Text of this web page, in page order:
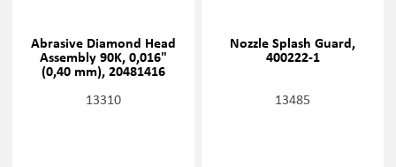
Abrasive Diamond Head
Assembly 90K, 0,016"
(0,40 mm), 20481416
13310
Nozzle Splash Guard,
400222-1
13485